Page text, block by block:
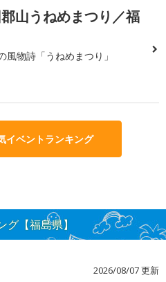
山うねめまつり／福
風物詩「うねめまつり」
イベントランキング
【福島県】
2026/08/07 更新